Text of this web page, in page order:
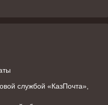
службой «КазПочта»,